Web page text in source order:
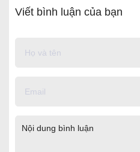
Viết bình luận của bạn